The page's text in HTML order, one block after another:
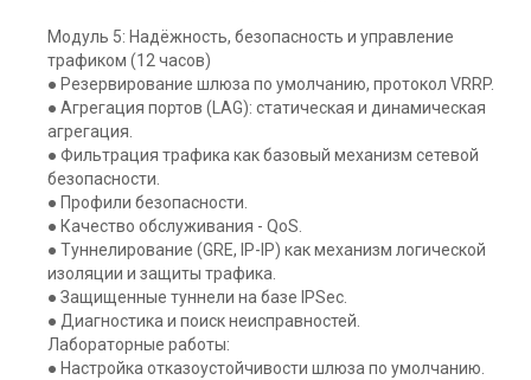
Модуль 5: Надёжность, безопасность и управление
трафиком (12 часов)
● Резервирование шлюза по умолчанию, протокол VRRP.
● Агрегация портов (LAG): статическая и динамическая
агрегация.
● Фильтрация трафика как базовый механизм сетевой
безопасности.
● Профили безопасности.
● Качество обслуживания - QoS.
● Туннелирование (GRE, IP-IP) как механизм логической
изоляции и защиты трафика.
● Защищенные туннели на базе IPSec.
● Диагностика и поиск неисправностей.
Лабораторные работы:
● Настройка отказоустойчивости шлюза по умолчанию.